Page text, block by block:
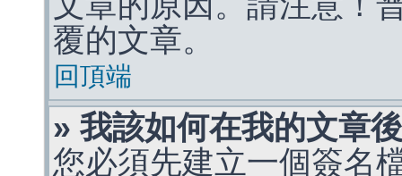
覆的文章。
回頂端
» 我該如何在我的文章
您必須先建立一個簽名